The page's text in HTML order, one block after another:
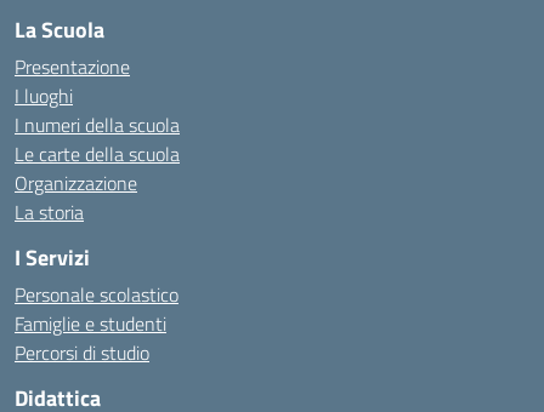
La Scuola
Presentazione
I luoghi
I numeri della scuola
Le carte della scuola
Organizzazione
La storia
I Servizi
Personale scolastico
Famiglie e studenti
Percorsi di studio
Didattica